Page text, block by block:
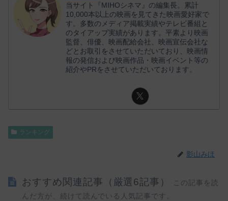
当サイト『MIHOシネマ』の編集長。累計
10,000本以上の映画を見てきた映画愛好家で
す。多数のメディア掲載実績やテレビ番組と
のタイアップ実績があります。平素より映画
監督、俳優、映画配給会社、映画宣伝会社な
どとお取引をさせていただいており、映画情
報の発信および映画作品・映画イベント等の
紹介やPRをさせていただいております。
ランキング
影山みほ
おすすめ関連記事（厳選6記事）
この記事を読
んだ方が、続けて読んでいる人気記事です。